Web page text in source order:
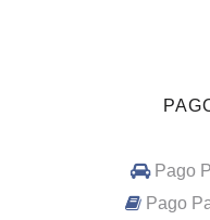
Pago
Pago